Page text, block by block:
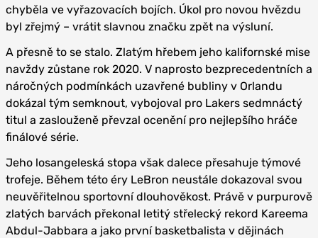
chyběla ve vyřazovacích bojích. Úkol pro novou hvězdu
byl zřejmý – vrátit slavnou značku zpět na výsluní.
A přesně to se stalo. Zlatým hřebem jeho kalifornské mise
navždy zůstane rok 2020. V naprosto bezprecedentních a
náročných podmínkách uzavřené bubliny v Orlandu
dokázal tým semknout, vybojoval pro Lakers sedmnáctý
titul a zaslouženě převzal ocenění pro nejlepšího hráče
finálové série.
Jeho losangeleská stopa však dalece přesahuje týmové
trofeje. Během této éry LeBron neustále dokazoval svou
neuvěřitelnou sportovní dlouhověkost. Právě v purpurově
zlatých barvách překonal letitý střelecký rekord Kareema
Abdul-Jabbara a jako první basketbalista v dějinách